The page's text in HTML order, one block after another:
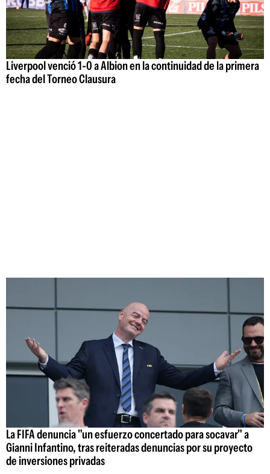
Liverpool venció 1-0 a Albion en la continuidad de la primera
fecha del Torneo Clausura
La FIFA denuncia "un esfuerzo concertado para socavar" a
Gianni Infantino, tras reiteradas denuncias por su proyecto
de inversiones privadas